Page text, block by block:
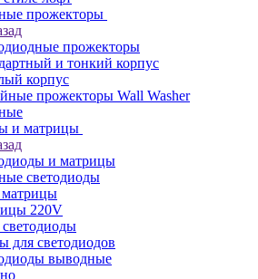
прожекторы
прожекторы
и тонкий корпус
корпус
прожекторы Wall Washer
и матрицы
и матрицы
светодиоды
220V
для светодиодов
выводные